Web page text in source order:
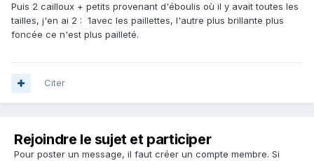
Puis 2 cailloux + petits provenant d'éboulis où il y avait toutes les
tailles, j'en ai 2 : 1avec les paillettes, l'autre plus brillante plus
foncée ce n'est plus pailleté.
Citer
Rejoindre le sujet et participer
Pour poster un message, il faut créer un compte membre. Si